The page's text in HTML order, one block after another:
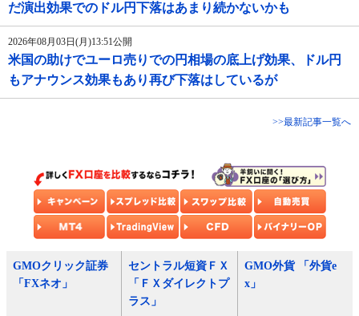
だ演出効果でのドル円下落はあまり続かないかも
2026年08月03日(月)13:51公開
米国の助けでユーロ売りでの円相場の底上げ効果、ドル円
もアナウンス効果もあり再び下落はしているが
>>最新記事一覧へ
GMOクリック証券
「FXネオ」
セントラル短資ＦＸ
「ＦＸダイレクトプ
ラス」
GMO外貨 「外貨e
x」